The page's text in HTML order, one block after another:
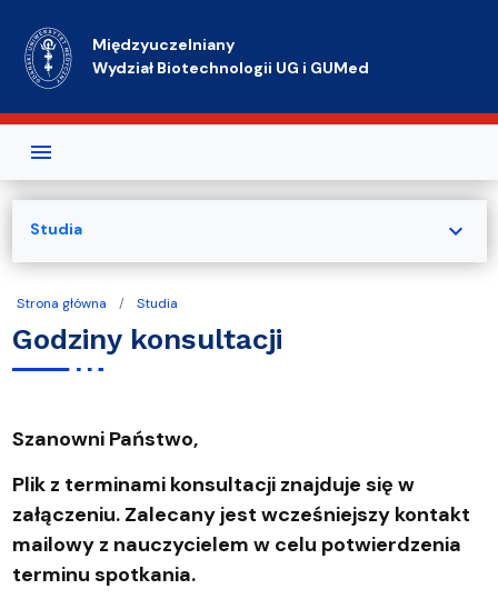
Międzyuczelniany
Wydział Biotechnologii UG i GUMed
Strona główna Studia
Godziny konsultacji
Szanowni Państwo,
Plik z terminami konsultacji znajduje się w
załączeniu. Zalecany jest wcześniejszy kontakt
mailowy z nauczycielem w celu potwierdzenia
terminu spotkania.
Studia expand_more